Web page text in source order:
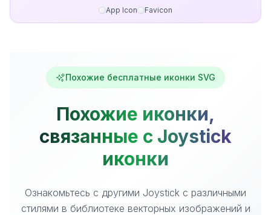
App Icon Favicon
Похожие бесплатные иконки SVG
Похожие иконки,
связанные с Joystick
иконки
Ознакомьтесь с другими Joystick с различными
стилями в библиотеке векторных изображений и